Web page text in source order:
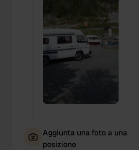
Aggiunta una foto a una
posizione